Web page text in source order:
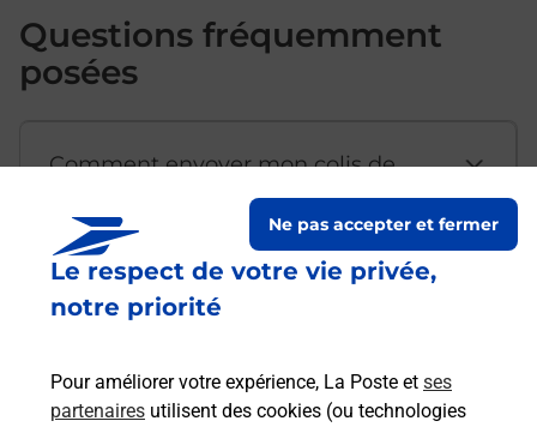
Le respect de votre vie privée,
notre priorité
Pour améliorer votre expérience, La Poste et ses
partenaires utilisent des cookies (ou technologies
Ne pas accepter et fermer
Questions fréquemment
posées
Comment envoyer mon colis de
Est-il possible d’acheter un
emballage directement depuis un